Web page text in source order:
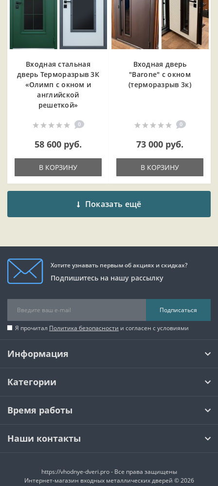
Входная cтальная
дверь Терморазрыв 3К
«Олимп с окном и
английской
решеткой»
0
58 600 руб.
В КОРЗИНУ
Входная дверь
"Barone" с окном
(терморазрыв 3к)
0
73 000 руб.
В КОРЗИНУ
Показать ещё
Хотите узнавать первым об акциях и скидках?
Подпишитесь на нашу рассылку
Подписаться
Я прочитал Политика безопасности и согласен с условиями
Информация
Категории
Время работы
Наши контакты
https://vhodnye-dveri.pro - Все права защищены
Интернет-магазин входных металлических дверей © 2026